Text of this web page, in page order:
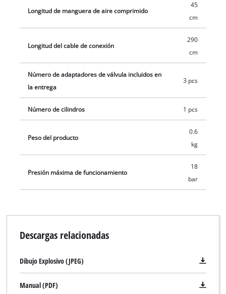
auxiliares suministrados (bola de agua, colchón de aire y
Longitud de manguera de aire comprimido
45
cm
Longitud del cable de conexión
290
cm
Número de adaptadores de válvula incluidos en
la entrega
3 pcs
Número de cilindros 1 pcs
Peso del producto
0.6
kg
Presión máxima de funcionamiento
18
bar
Descargas relacionadas
Dibujo Explosivo (JPEG)
Manual (PDF)